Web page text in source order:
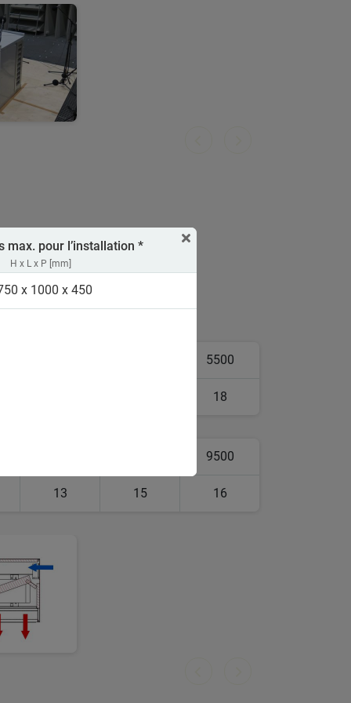
max. pour l’installation *
H x L x P [mm]
x 1000 x 450
5500
18
9500
13 15 16